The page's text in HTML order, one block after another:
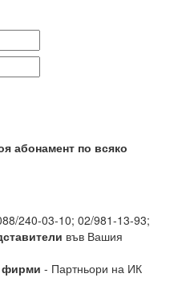
абонамент по всяко
240-03-10; 02/981-13-93;
във Вашия
фирми - Партньори на ИК